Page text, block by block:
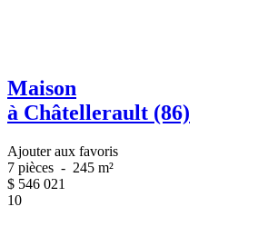
Maison
à Châtellerault (86)
Ajouter aux favoris
7 pièces - 245 m²
$ 546 021
10